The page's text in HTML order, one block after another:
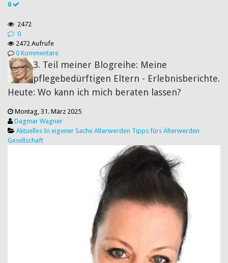
0
2472
0
2472 Aufrufe
0 Kommentare
3. Teil meiner Blogreihe: Meine
pflegebedürftigen Eltern - Erlebnisberichte.
Heute: Wo kann ich mich beraten lassen?
Montag, 31. März 2025
Dagmar Wagner
Aktuelles In eigener Sache Älterwerden Tipps fürs Älterwerden
Gesellschaft